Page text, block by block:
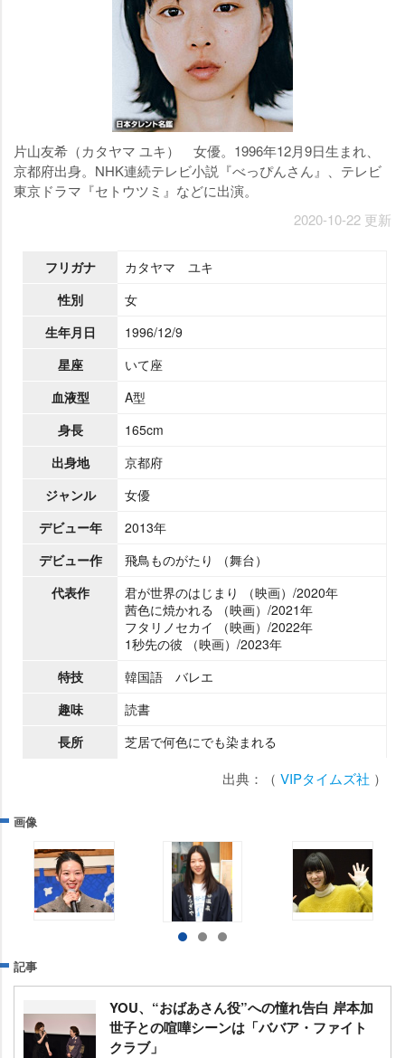
片山友希（カタヤマ ユキ） 女優。1996年12月9日生まれ、
京都府出身。NHK連続テレビ小説『べっぴんさん』、テレビ
東京ドラマ『セトウツミ』などに出演。
2020-10-22 更新
フリガナ
カタヤマ ユキ
性別
女
生年月日
1996/12/9
星座
いて座
血液型
A型
身長
165cm
出身地
京都府
ジャンル
女優
デビュー年
2013年
デビュー作
飛鳥ものがたり （舞台）
代表作
君が世界のはじまり （映画）/2020年
茜色に焼かれる （映画）/2021年
フタリノセカイ （映画）/2022年
1秒先の彼 （映画）/2023年
特技
韓国語 バレエ
趣味
読書
長所
芝居で何色にでも染まれる
出典：（ VIPタイムズ社 ）
画像
記事
YOU、“おばあさん役”への憧れ告白 岸本加
世子との喧嘩シーンは「ババア・ファイト
クラブ」